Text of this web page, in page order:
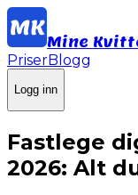
Mine
PriserBlogg
Logg inn
Fastlege
2026: Alt